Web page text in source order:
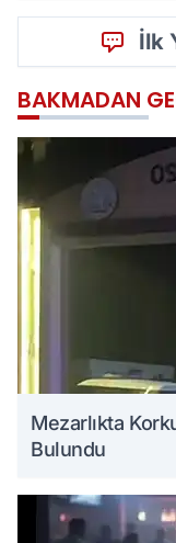
İlk
BAKMADAN
Mezarlıkta
Bulundu